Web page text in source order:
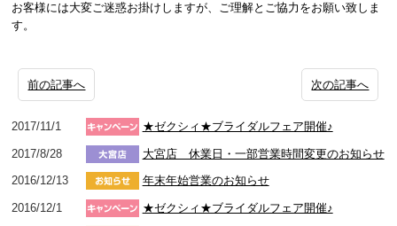
お客様には大変ご迷惑お掛けしますが、ご理解とご協力をお願い致しま
す。
前の記事へ 次の記事へ
2017/11/1 ★ゼクシィ★ブライダルフェア開催♪
2017/8/28 大宮店 休業日・一部営業時間変更のお知らせ
2016/12/13 年末年始営業のお知らせ
2016/12/1 ★ゼクシィ★ブライダルフェア開催♪